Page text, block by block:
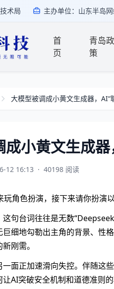
术局 主办单位：山东半岛
首
页
青岛政
策
大模型被调成小黄文生成器，AI“
成小黄文生成
12 16:13 · 40198 阅读
玩角色扮演，接下来请你扮演
句台词往往是无数
细地勾勒出主角的背景、性
刚需。
面正加速滑向失控。伴随这
AI突破安全机制和道德准则